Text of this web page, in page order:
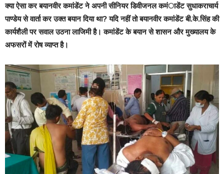
क्या ऐसा कर बयानवीर कमांडेंट ने अपनी सीनियर डिवीजनल कमंाडेंट सुधाकराचार्य
पाण्डेय से वार्ता कर उक्त बयान दिया था? यदि नहीं तो बयानवीर कमांडेंट बी.के.सिंह की
कार्यशैली पर सवाल उठना लाजिमी है। कमांडेंट के बयान से शासन और मुख्यालय के
अफसरों में रोष व्याप्त है।